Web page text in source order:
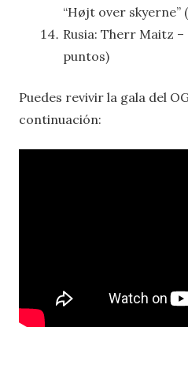
“Højt over skyerne”
Rusia: Therr Maitz –
puntos)
Puedes revivir la gala del
continuación: